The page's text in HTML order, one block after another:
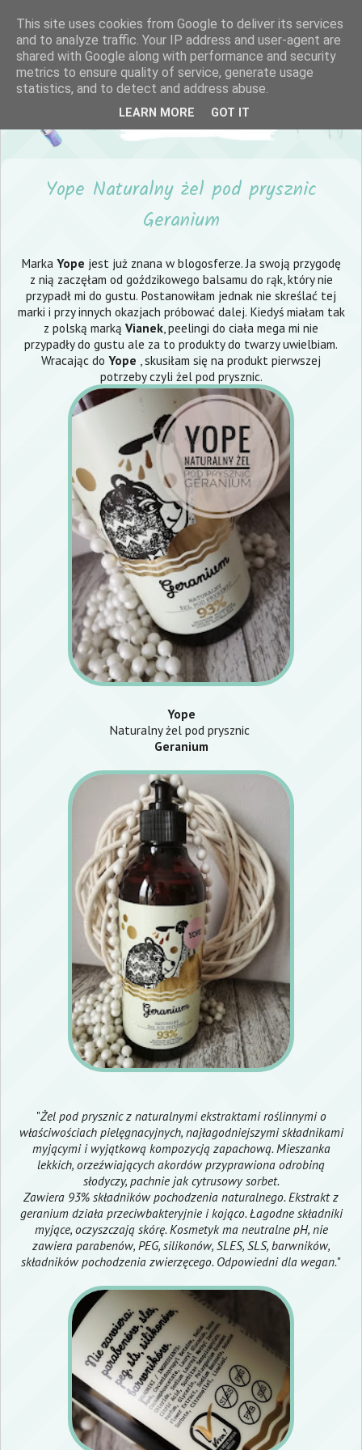
Yope Naturalny żel pod prysznic
Geranium
Marka Yope jest już znana w blogosferze. Ja swoją przygodę
z nią zaczęłam od goździkowego balsamu do rąk, który nie
przypadł mi do gustu. Postanowiłam jednak nie skreślać tej
marki i przy innych okazjach próbować dalej. Kiedyś miałam tak
z polską marką Vianek, peelingi do ciała mega mi nie
przypadły do gustu ale za to produkty do twarzy uwielbiam.
Wracając do Yope , skusiłam się na produkt pierwszej
potrzeby czyli żel pod prysznic.
Yope
Naturalny żel pod prysznic
Geranium
"Żel pod prysznic z naturalnymi ekstraktami roślinnymi o
właściwościach pielęgnacyjnych, najłagodniejszymi składnikami
myjącymi i wyjątkową kompozycją zapachową. Mieszanka
lekkich, orzeźwiających akordów przyprawiona odrobiną
słodyczy, pachnie jak cytrusowy sorbet.
Zawiera 93% składników pochodzenia naturalnego. Ekstrakt z
geranium działa przeciwbakteryjnie i kojąco. Łagodne składniki
myjące, oczyszczają skórę. Kosmetyk ma neutralne pH, nie
zawiera parabenów, PEG, silikonów, SLES, SLS, barwników,
składników pochodzenia zwierzęcego. Odpowiedni dla wegan."
This site uses cookies from Google to deliver its services
and to analyze traffic. Your IP address and user-agent are
shared with Google along with performance and security
metrics to ensure quality of service, generate usage
statistics, and to detect and address abuse.
LEARN MORE GOT IT